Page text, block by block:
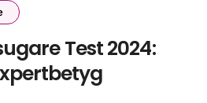
Test 2024: